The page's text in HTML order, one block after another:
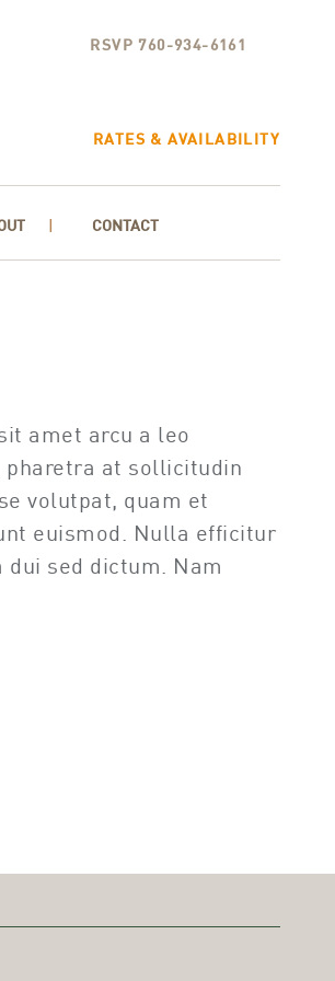
RSVP 760-934-6161
RATES & AVAILABILITY
CONTACT
amet arcu a leo
pharetra at sollicitudin
volutpat, quam et
euismod. Nulla efficitur
sed dictum. Nam